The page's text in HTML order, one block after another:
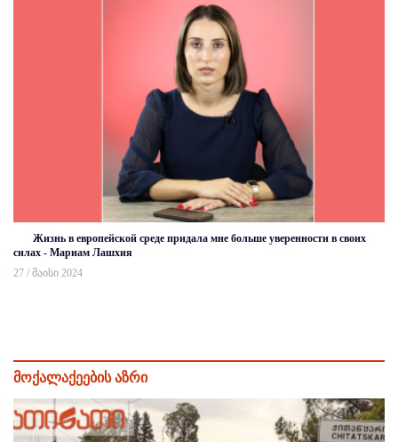
Жизнь в европейской среде придала мне больше уверенности в своих
силах - Мариам Лашхия
27 / მაისი 2024
მოქალაქეების აზრი